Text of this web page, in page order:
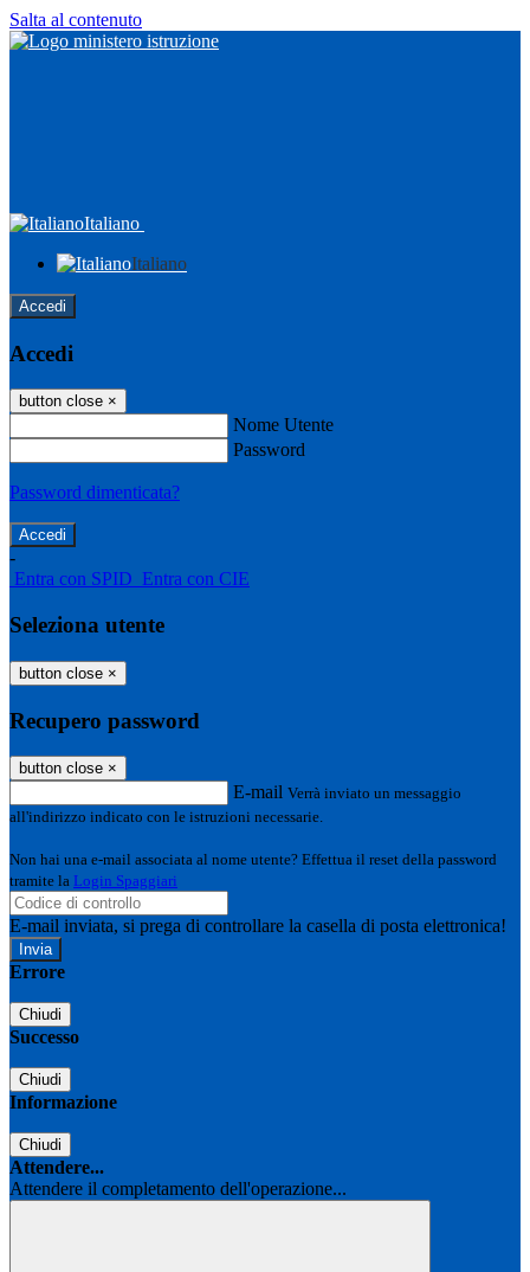
Salta al contenuto
Italiano
Italiano
Accedi
Accedi
button close ×
Nome Utente
Password
Password dimenticata?
-
Entra con SPID Entra con CIE
Seleziona utente
button close ×
Recupero password
button close ×
E-mail Verrà inviato un messaggio
all'indirizzo indicato con le istruzioni necessarie.
Non hai una e-mail associata al nome utente? Effettua il reset della password
tramite la Login Spaggiari
E-mail inviata, si prega di controllare la casella di posta elettronica!
Errore
Chiudi
Successo
Chiudi
Informazione
Chiudi
Attendere...
Attendere il completamento dell'operazione...